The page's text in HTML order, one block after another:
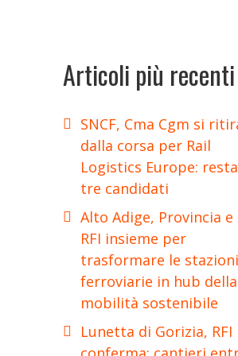
Articoli più recenti
SNCF, Cma Cgm si
dalla corsa per Rail
Logistics Europe:
tre candidati
Alto Adige, Provincia e
RFI insieme per
trasformare le stazioni
ferroviarie in hub della
mobilità sostenibile
Lunetta di Gorizia, RFI